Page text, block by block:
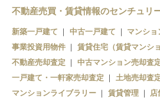
不動産売買・賃貸情報のセンチュリ
新築一戸建て 中古一戸建て マンショ
事業投資用物件
賃貸住宅（賃貸マンシ
不動産売却査定
中古マンション売却査
一戸建て・一軒家売却査定
土地売却査
マンションライブラリー
賃貸管理
店